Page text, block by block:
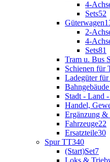
4-
Sets52
Güterwagen
2-
4-
Sets81
Tram u. Bus
Schienen für
Ladegüter
Bahngebäude
Stadt - Land
Handel,
Ergänzung &
Fahrzeuge22
Ersatzteile30
Spur TT340
(Start)Set7
Loks &